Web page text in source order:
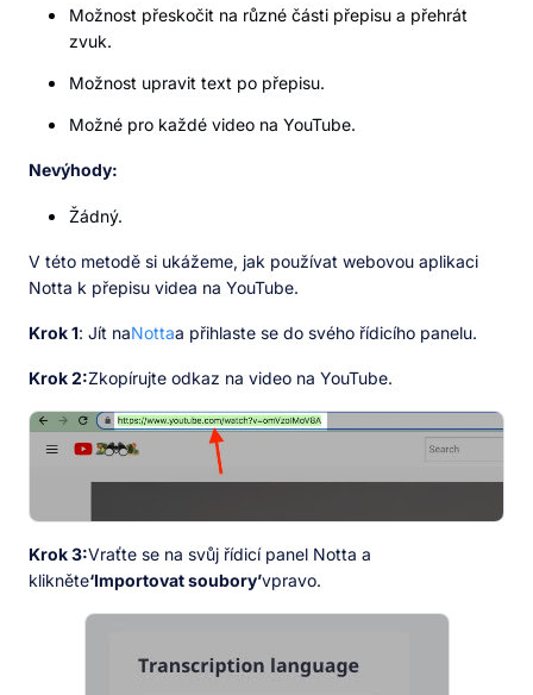
Možnost přeskočit na různé části přepisu a přehrát
zvuk.
Možnost upravit text po přepisu.
Možné pro každé video na YouTube.
Nevýhody:
Žádný.
V této metodě si ukážeme, jak používat webovou aplikaci
Notta k přepisu videa na YouTube.
Krok 1: Jít naNottaa přihlaste se do svého řídicího panelu.
Krok 2:Zkopírujte odkaz na video na YouTube.
Krok 3:Vraťte se na svůj řídicí panel Notta a
klikněte‘Importovat soubory’vpravo.